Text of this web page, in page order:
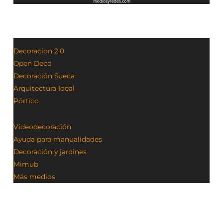
Decoracion 2.0
Open Deco
Decoración Sueca
Arquitectura Ideal
Pórtico
Videodecoración
Ayuda para manualidades
Decoración y jardines
Mimub
Más medios